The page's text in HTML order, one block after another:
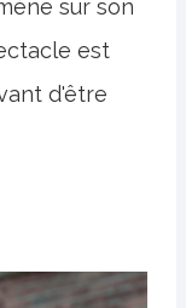
sur son
est
d'être